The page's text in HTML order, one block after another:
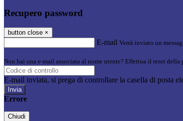
Recupero password
button close ×
E-mail Verrà inviato un
Non hai una e-mail associata al nome utente? Effettua il reset della
E-mail inviata, si prega di controllare la casella di posta
Errore
Chiudi